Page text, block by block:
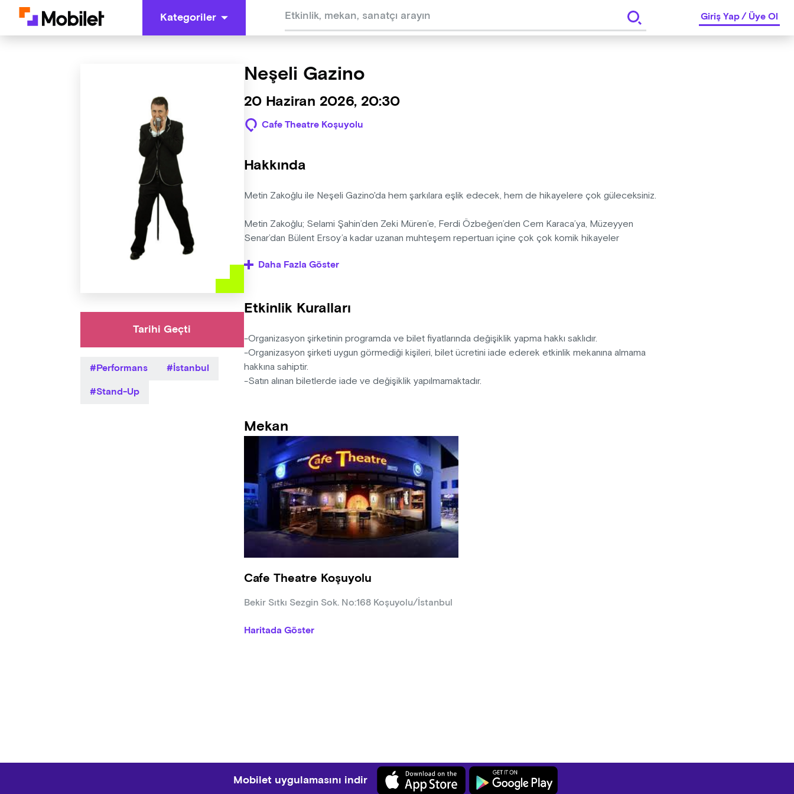
Kategoriler Giriş Yap/Üye Ol
Tarihi Geçti
Performans
İstanbul
Stand-Up
Neşeli Gazino
20 Haziran 2026, 20:30
Cafe Theatre Koşuyolu
Hakkında
Metin Zakoğlu ile Neşeli Gazino'da hem şarkılara eşlik edecek, hem de hikayelere çok güleceksiniz.
Metin Zakoğlu; Selami Şahin’den Zeki Müren’e, Ferdi Özbeğen’den Cem Karaca’ya, Müzeyyen
Senar’dan Bülent Ersoy’a kadar uzanan muhteşem repertuarı içine çok çok komik hikayeler
müzisyen ve maestro önemli keman virtüözü SELAHATTİN ELLEK yönetimindeki orkestra eşlik
ediyor.
VIP (1 adet içecek dahildir)
Daha Fazla Göster
Etkinlik Kuralları
-Organizasyon şirketinin programda ve bilet fiyatlarında değişiklik yapma hakkı saklıdır.
-Organizasyon şirketi uygun görmediği kişileri, bilet ücretini iade ederek etkinlik mekanına almama
hakkına sahiptir.
-Satın alınan biletlerde iade ve değişiklik yapılmamaktadır.
Mekan
Cafe Theatre Koşuyolu
Bekir Sıtkı Sezgin Sok. No:168 Koşuyolu/İstanbul
Haritada Göster
Mobilet uygulamasını indir